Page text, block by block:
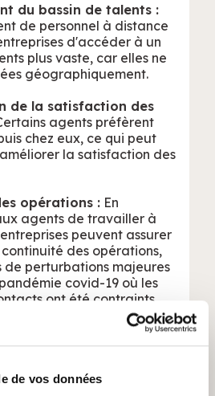
de vos données
du bassin de talents :
de personnel à distance
d'accéder à un
plus vaste, car elles ne
géographiquement.
de la satisfaction des
agents préfèrent
chez eux, ce qui peut
la satisfaction des
opérations : En
agents de travailler à
peuvent assurer
des opérations,
de perturbations majeures
covid-19 où les
ont été contraints
chez eux, des conditions
extrêmes, des grèves